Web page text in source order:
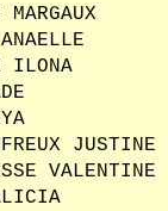
MARGAUX
ILONA
JUSTINE
VALENTINE